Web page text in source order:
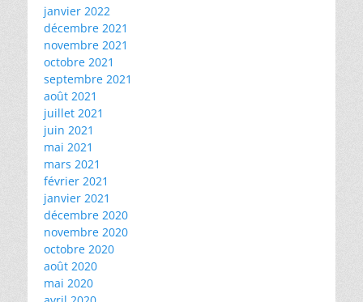
janvier 2022
décembre 2021
novembre 2021
octobre 2021
septembre 2021
août 2021
juillet 2021
juin 2021
mai 2021
mars 2021
février 2021
janvier 2021
décembre 2020
novembre 2020
octobre 2020
août 2020
mai 2020